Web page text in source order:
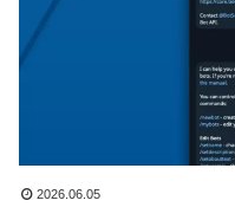
2026.06.05